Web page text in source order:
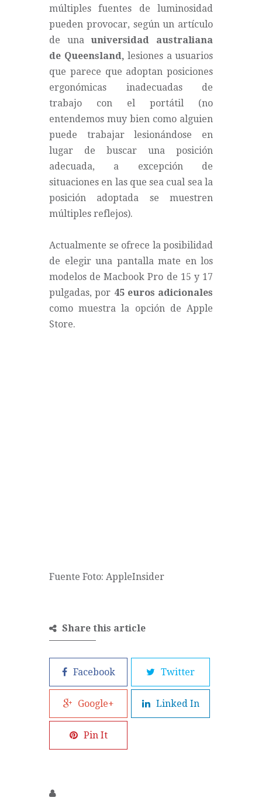
múltiples fuentes de luminosidad
pueden provocar, según un artículo
de una universidad australiana
de Queensland, lesiones a usuarios
que parece que adoptan posiciones
ergonómicas inadecuadas de
trabajo con el portátil (no
entendemos muy bien como alguien
puede trabajar lesionándose en
lugar de buscar una posición
adecuada, a excepción de
situaciones en las que sea cual sea la
posición adoptada se muestren
múltiples reflejos).
Actualmente se ofrece la posibilidad
de elegir una pantalla mate en los
modelos de Macbook Pro de 15 y 17
pulgadas, por 45 euros adicionales
como muestra la opción de Apple
Store.
Fuente Foto: AppleInsider
Share this article
Facebook Twitter
Google+ Linked In
Pin It